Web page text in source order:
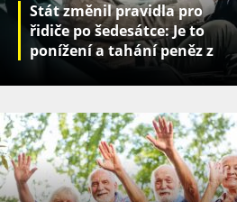
Stát změnil pravidla pro
řidiče po šedesátce: Je to
ponížení a tahání peněz z